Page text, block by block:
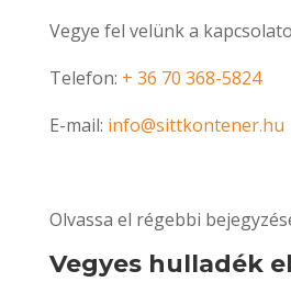
Vegye fel velünk a
Telefon: + 36 70 368-5824
E-mail: info@sittkontener.hu
Olvassa el régebbi
Vegyes hulladék